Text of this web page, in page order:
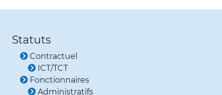
Statuts
Contractuel
ICT/TCT
Fonctionnaires
Administratifs